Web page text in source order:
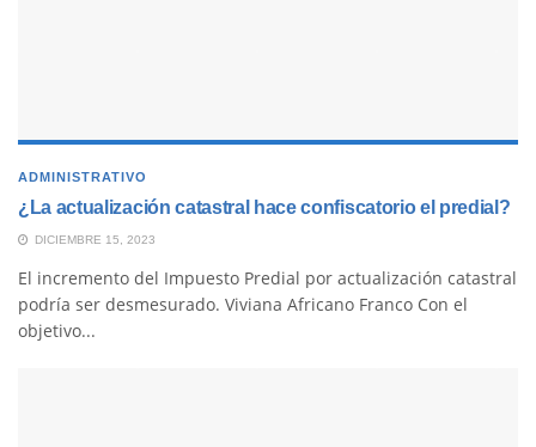
ADMINISTRATIVO
¿La actualización catastral hace confiscatorio el predial?
DICIEMBRE 15, 2023
El incremento del Impuesto Predial por actualización catastral
podría ser desmesurado. Viviana Africano Franco Con el
objetivo...